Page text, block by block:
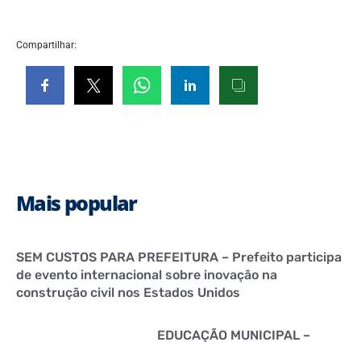
Compartilhar:
Mais popular
SEM CUSTOS PARA PREFEITURA – Prefeito participa
de evento internacional sobre inovação na
construção civil nos Estados Unidos
EDUCAÇÃO MUNICIPAL –